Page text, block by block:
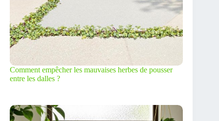
Comment empêcher les mauvaises herbes de pousser
entre les dalles ?